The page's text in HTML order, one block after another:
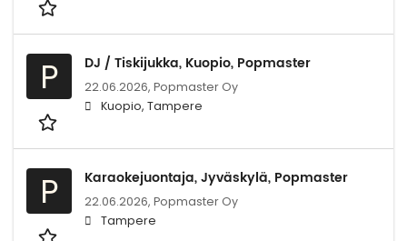
P DJ / Tiskijukka, Kuopio, Popmaster
22.06.2026, Popmaster Oy
Kuopio, Tampere
P Karaokejuontaja, Jyväskylä, Popmaster
22.06.2026, Popmaster Oy
Tampere